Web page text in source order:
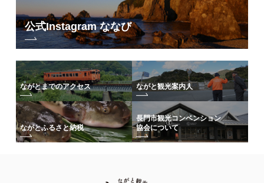
公式Instagram ななび
ながとまでのアクセス ながと観光案内人
ながとふるさと納税
長門市観光コンベンション
協会について